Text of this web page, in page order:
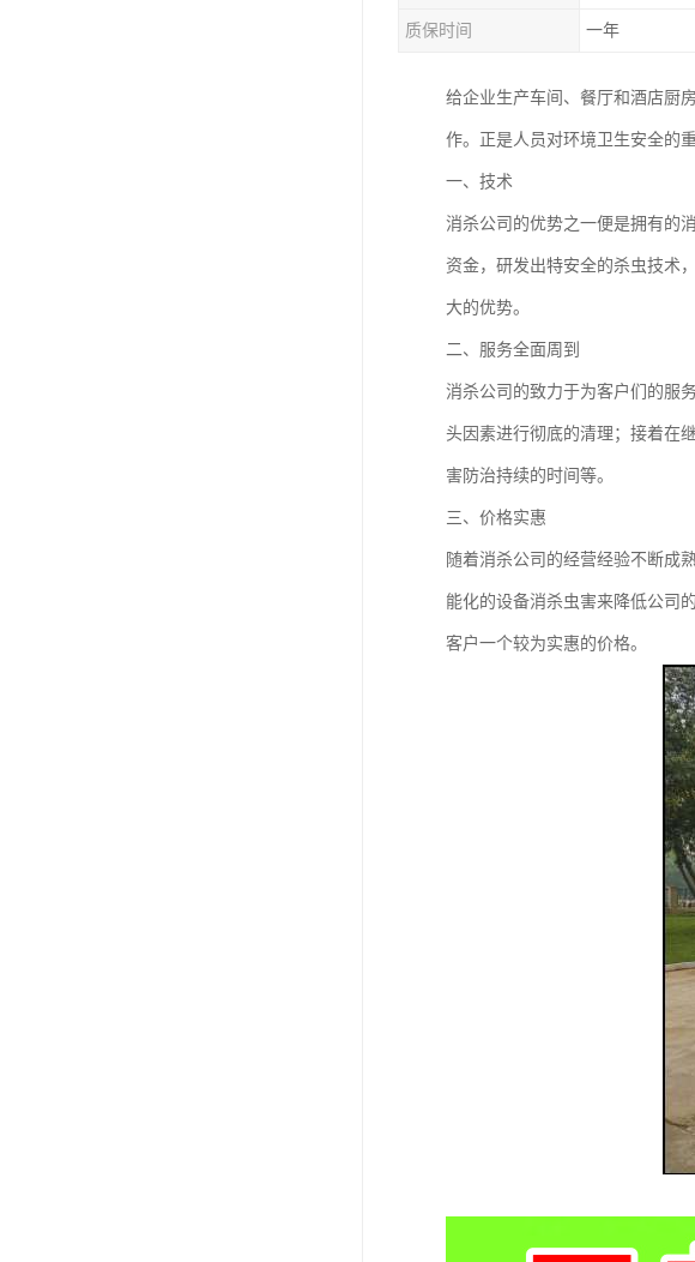
质保时间 一年
给企业生产车间、餐厅和酒店厨
作。正是人员对环境卫生安全的
一、技术
消杀公司的优势之一便是拥有的
资金，研发出特安全的杀虫技术
大的优势。
二、服务全面周到
消杀公司的致力于为客户们的服
头因素进行彻底的清理；接着在
害防治持续的时间等。
三、价格实惠
随着消杀公司的经营经验不断成
能化的设备消杀虫害来降低公司
客户一个较为实惠的价格。